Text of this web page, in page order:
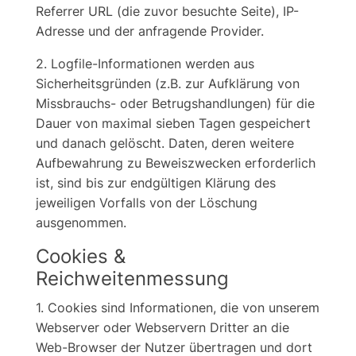
Referrer URL (die zuvor besuchte Seite), IP-
Adresse und der anfragende Provider.
2. Logfile-Informationen werden aus
Sicherheitsgründen (z.B. zur Aufklärung von
Missbrauchs- oder Betrugshandlungen) für die
Dauer von maximal sieben Tagen gespeichert
und danach gelöscht. Daten, deren weitere
Aufbewahrung zu Beweiszwecken erforderlich
ist, sind bis zur endgültigen Klärung des
jeweiligen Vorfalls von der Löschung
ausgenommen.
Cookies &
Reichweitenmessung
1. Cookies sind Informationen, die von unserem
Webserver oder Webservern Dritter an die
Web-Browser der Nutzer übertragen und dort